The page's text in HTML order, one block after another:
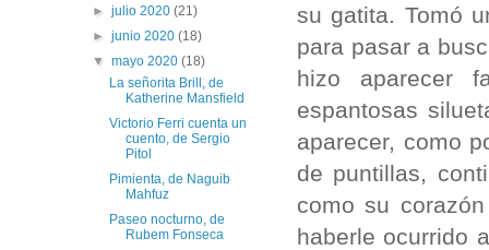
su gatita. Tomó
para pasar a
hizo aparecer
espantosas
aparecer, como
de puntillas,
como su
haberle ocurrido
►julio 2020(21)
►junio 2020(18)
▼mayo 2020(18)
La señorita Brill, de
Katherine Mansfield
Victorio Ferri cuenta un
cuento, de Sergio
Pitol
Pimienta, de Naguib
Mahfuz
Paseo nocturno, de
Rubem Fonseca